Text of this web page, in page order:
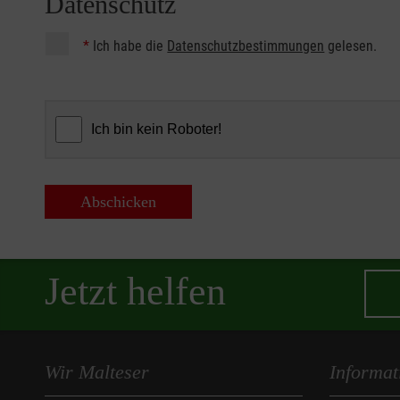
* Ich habe die Datenschutzbestimmungen gelesen.
Abschicken
Jetzt helfen
Wir Malteser